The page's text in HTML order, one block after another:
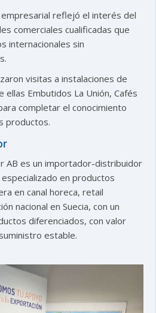
reflejó el interés del
comerciales cualificadas que
internacionales sin
visitas a instalaciones de
Embutidos La Unión, Cafés
completar el conocimiento
productos.
AB es un importador-distribuidor
en productos
en canal horeca, retail
nacional en Suecia, con un
diferenciados, con valor
estable.